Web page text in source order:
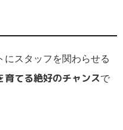
にスタッフを関わらせる
育てる絶好のチャンスで